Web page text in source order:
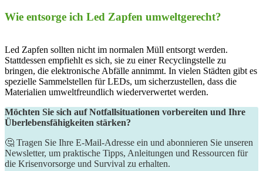
Wie entsorge⁢ ich Led‍ Zapfen umweltgerecht?
Led Zapfen sollten ​nicht ‍im normalen⁣ Müll entsorgt‍ werden.
Stattdessen ⁢empfiehlt ⁤es⁣ sich, sie zu‌ einer Recyclingstelle zu
bringen, die elektronische Abfälle annimmt. In⁤ vielen Städten ⁤gibt es
⁤spezielle Sammelstellen für ⁤LEDs, um sicherzustellen, dass die
Materialien ‌umweltfreundlich wiederverwertet ‍werden.
Möchten Sie sich auf Notfallsituationen vorbereiten und Ihre
Überlebensfähigkeiten stärken?
🤔 Tragen Sie Ihre E-Mail-Adresse ein und abonnieren Sie unseren
Newsletter, um praktische Tipps, Anleitungen und Ressourcen für
die Krisenvorsorge und Survival zu erhalten.